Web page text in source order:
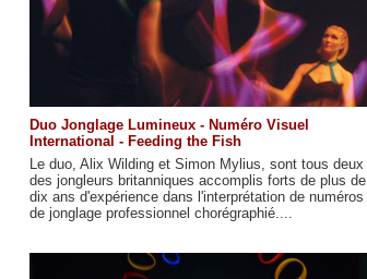
Duo Jonglage Lumineux - Numéro Visuel
International - Feeding the Fish
Le duo, Alix Wilding et Simon Mylius, sont tous deux
des jongleurs britanniques accomplis forts de plus de
dix ans d'expérience dans l'interprétation de numéros
de jonglage professionnel chorégraphié....